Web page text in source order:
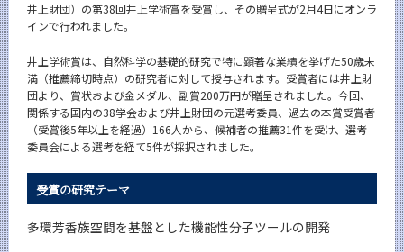
井上財団）の第38回井上学術賞を受賞し、その贈呈式が2月4日にオンラ
インで行われました。
井上学術賞は、自然科学の基礎的研究で特に顕著な業績を挙げた50歳未
満（推薦締切時点）の研究者に対して授与されます。受賞者には井上財
団より、賞状および金メダル、副賞200万円が贈呈されました。今回、
関係する国内の38学会および井上財団の元選考委員、過去の本賞受賞者
（受賞後5年以上を経過）166人から、候補者の推薦31件を受け、選考
委員会による選考を経て5件が採択されました。
受賞の研究テーマ
多環芳香族空間を基盤とした機能性分子ツールの開発
入学案内
Admissions
応用化学系 News
News
News 一覧
カテゴリ別
課程別